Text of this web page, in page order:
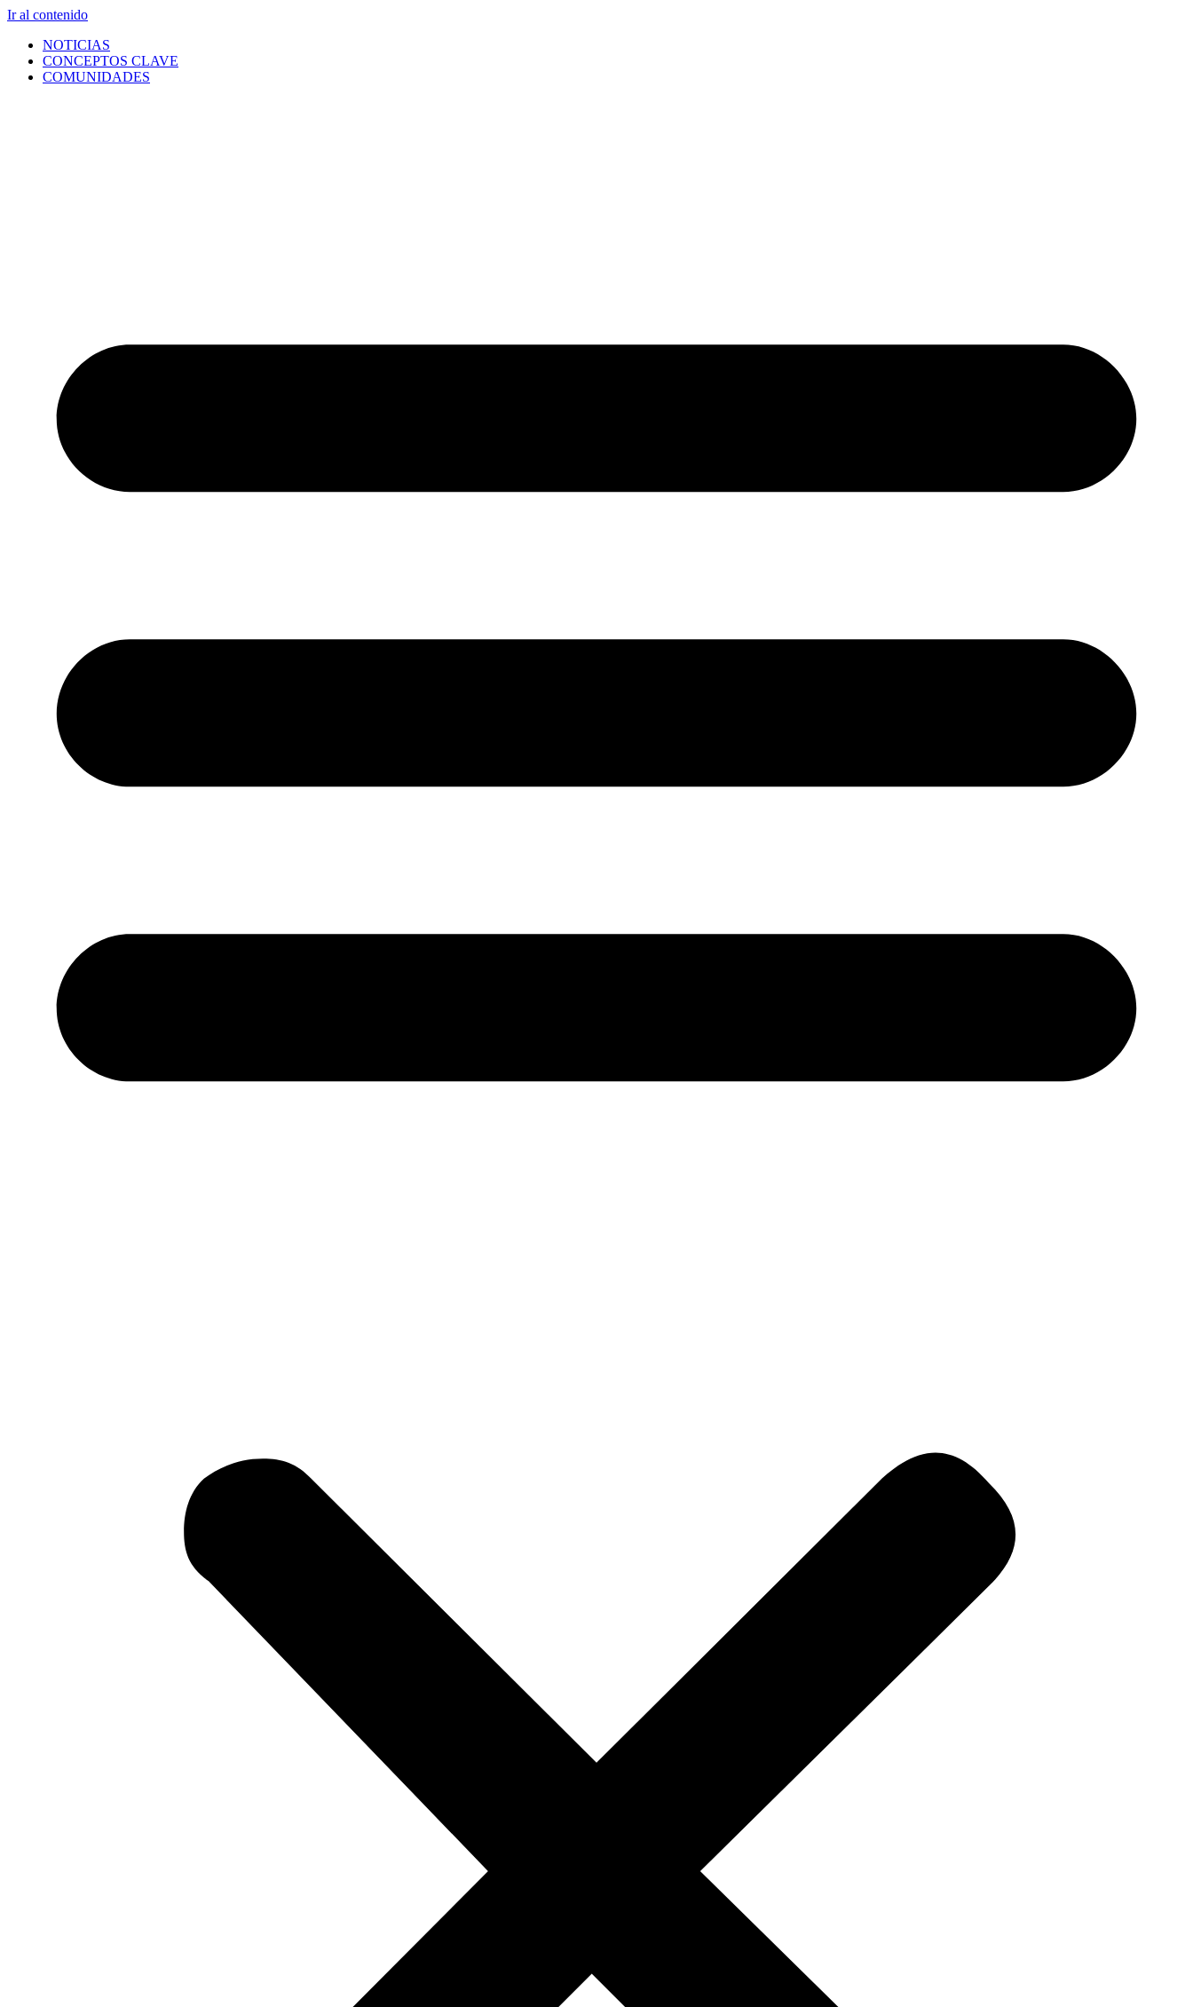
Ir al contenido
NOTICIAS
CONCEPTOS CLAVE
COMUNIDADES